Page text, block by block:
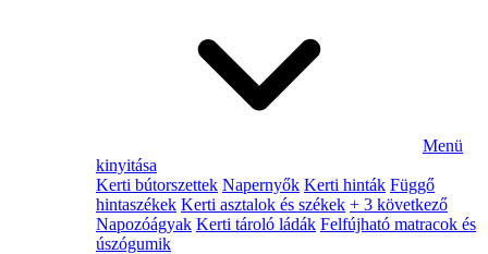
Menü
kinyitása
Kerti bútorszettek Napernyők Kerti hinták Függő
hintaszékek Kerti asztalok és székek + 3 következő
Napozóágyak Kerti tároló ládák Felfújható matracok és
úszógumik